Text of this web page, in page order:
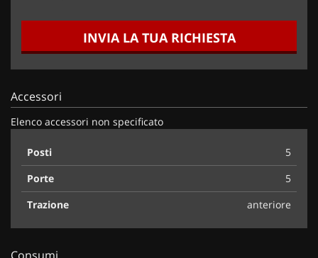
INVIA LA TUA RICHIESTA
Accessori
Elenco accessori non specificato
Posti
5
Porte
5
Trazione
anteriore
Consumi